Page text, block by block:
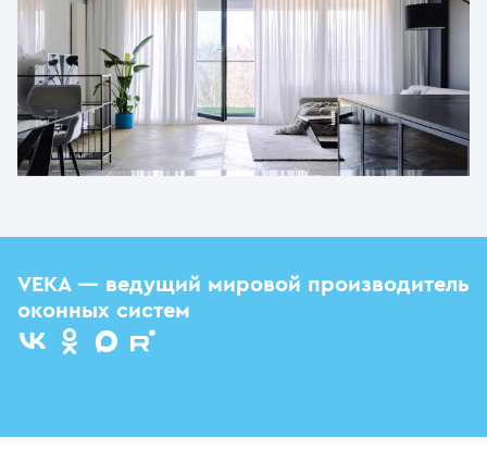
VEKA — ведущий мировой производитель
оконных систем